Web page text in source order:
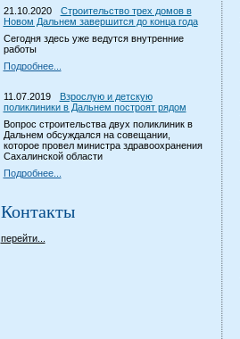
21.10.2020
Строительство трех домов в
Новом Дальнем завершится до конца года
Сегодня здесь уже ведутся внутренние
работы
Подробнее...
11.07.2019
Взрослую и детскую
поликлиники в Дальнем построят рядом
Вопрос строительства двух поликлиник в
Дальнем обсуждался на совещании,
которое провел министра здравоохранения
Сахалинской области
Подробнее...
Контакты
перейти...